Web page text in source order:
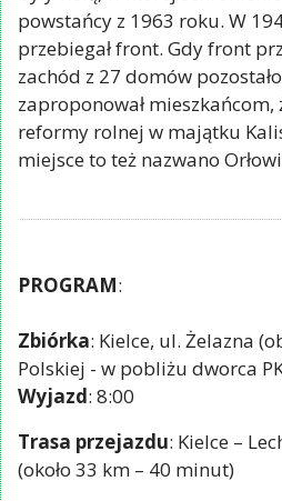
powstańcy z 1963 roku. W
przebiegał front. Gdy front
zachód z 27 domów
zaproponował mieszkańcom,
reformy rolnej w majątku
miejsce to też nazwano
PROGRAM:
Zbiórka: Kielce, ul. Żelazna
Polskiej - w pobliżu dworca
Wyjazd: 8:00
Trasa przejazdu: Kielce –
(około 33 km – 40 minut)